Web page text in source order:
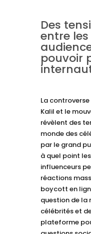
Des
entre
pouvoir
La
Kalil et le
révèlent des
monde des
par le grand
à quel point
influenceurs
réactions
boycott en
question de la
célébrités et
plateforme